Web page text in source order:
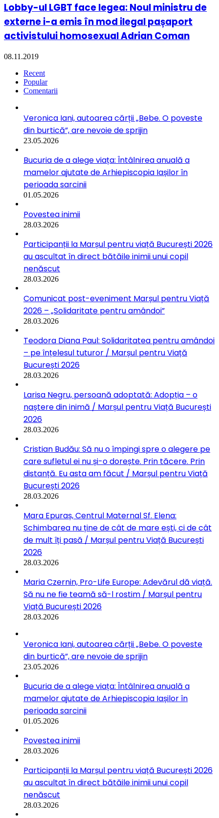
Lobby-ul LGBT face legea: Noul ministru de
externe i-a emis în mod ilegal pașaport
activistului homosexual Adrian Coman
08.11.2019
Recent
Popular
Comentarii
Veronica Iani, autoarea cărții „Bebe. O poveste
din burtică”, are nevoie de sprijin
23.05.2026
Bucuria de a alege viața: Întâlnirea anuală a
mamelor ajutate de Arhiepiscopia Iașilor în
perioada sarcinii
01.05.2026
Povestea inimii
28.03.2026
Participanții la Marșul pentru viață București 2026
au ascultat în direct bătăile inimii unui copil
nenăscut
28.03.2026
Comunicat post-eveniment Marșul pentru Viață
2026 – „Solidaritate pentru amândoi”
28.03.2026
Teodora Diana Paul: Solidaritatea pentru amândoi
– pe înțelesul tuturor / Marșul pentru Viață
București 2026
28.03.2026
Larisa Negru, persoană adoptată: Adopția – o
naștere din inimă / Marșul pentru Viață București
2026
28.03.2026
Cristian Budău: Să nu o împingi spre o alegere pe
care sufletul ei nu și-o dorește. Prin tăcere. Prin
distanță. Eu asta am făcut / Marșul pentru Viață
București 2026
28.03.2026
Mara Epuraș, Centrul Maternal Sf. Elena:
Schimbarea nu ține de cât de mare ești, ci de cât
de mult îți pasă / Marșul pentru Viață București
2026
28.03.2026
Maria Czernin, Pro-Life Europe: Adevărul dă viață.
Să nu ne fie teamă să-l rostim / Marșul pentru
Viață București 2026
28.03.2026
Veronica Iani, autoarea cărții „Bebe. O poveste
din burtică”, are nevoie de sprijin
23.05.2026
Bucuria de a alege viața: Întâlnirea anuală a
mamelor ajutate de Arhiepiscopia Iașilor în
perioada sarcinii
01.05.2026
Povestea inimii
28.03.2026
Participanții la Marșul pentru viață București 2026
au ascultat în direct bătăile inimii unui copil
nenăscut
28.03.2026